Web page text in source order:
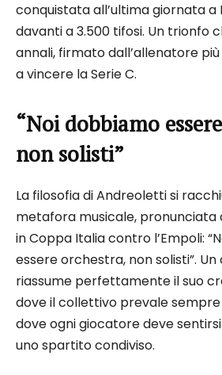
conquistata all’ultima giornata a
davanti a 3.500 tifosi. Un trionfo
annali, firmato dall’allenatore
a vincere la Serie C.​
“Noi dobbiamo
non solisti”
La filosofia di Andreoletti si
metafora musicale,
in Coppa Italia contro l’Empoli:
essere orchestra, non solisti”.
riassume perfettamente il suo
dove il collettivo prevale sempre
dove ogni giocatore deve
uno spartito condiviso​.